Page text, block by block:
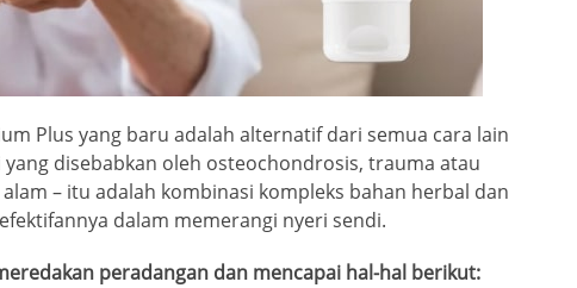
Plus yang baru adalah alternatif dari semua cara lain
disebabkan oleh osteochondrosis, trauma atau
– itu adalah kombinasi kompleks bahan herbal dan
dalam memerangi nyeri sendi.
peradangan dan mencapai hal-hal berikut: